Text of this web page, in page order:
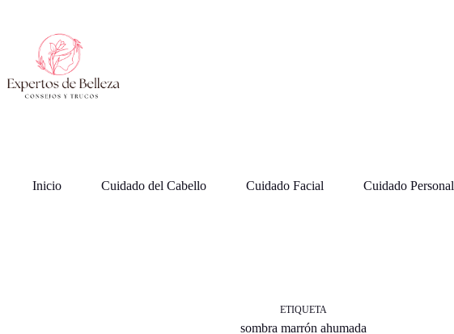
contenido
Inicio Cuidado del Cabello Cuidado Facial Cuidado Personal
ETIQUETA
sombra marrón ahumada